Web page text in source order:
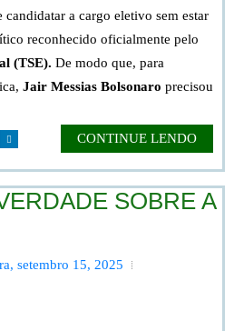
a cargo eletivo sem estar
reconhecido oficialmente pelo
(TSE). De modo que, para
Jair Messias Bolsonaro precisou
CONTINUE LENDO
SOBRE A
setembro 15, 2025